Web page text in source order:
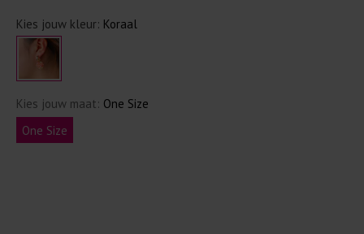
Kies jouw kleur: Koraal
Kies jouw maat: One Size
One Size